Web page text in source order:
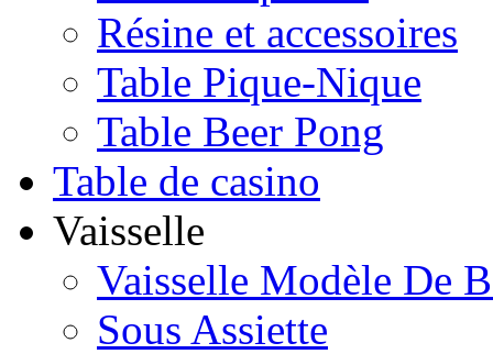
Résine et accessoires
Table Pique-Nique
Table Beer Pong
Table de casino
Vaisselle
Vaisselle Modèle De
Sous Assiette